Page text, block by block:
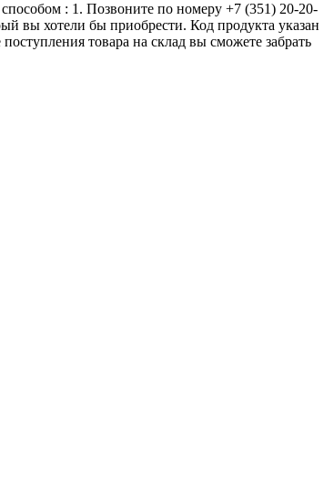
способом : 1. Позвоните по номеру +7 (351) 20-20-
вы хотели бы приобрести. Код продукта указан
товара на склад вы сможете забрать